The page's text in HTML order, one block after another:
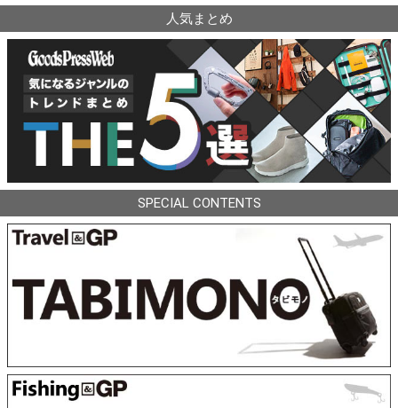
人気まとめ
SPECIAL CONTENTS